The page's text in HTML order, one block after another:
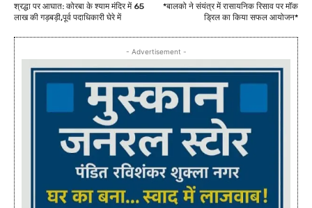
श्रद्धा पर आघात: कोरबा के श्याम मंदिर में 65
लाख की गड़बड़ी,पूर्व पदाधिकारी घेरे में
*बालको ने संयंत्र में रासायनिक रिसाव पर मॉक
ड्रिल का किया सफल आयोजन*
- Advertisement -